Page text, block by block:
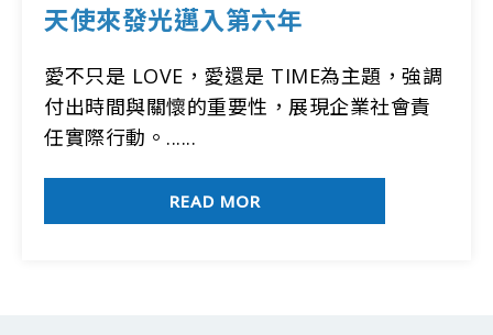
天使來發光邁入第六年
愛不只是 LOVE，愛還是 TIME為主題，強調
付出時間與關懷的重要性，展現企業社會責
任實際行動。......
READ MOR